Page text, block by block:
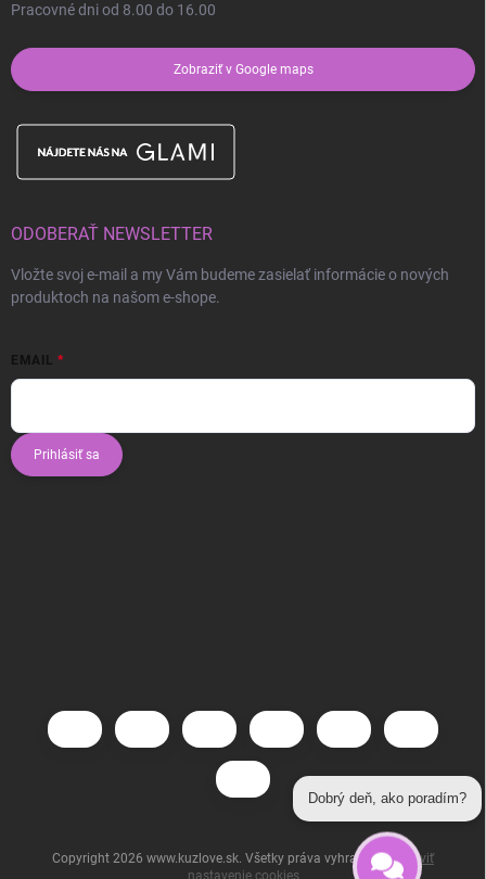
Pracovné dni od 8.00 do 16.00
Zobraziť v Google maps
ODOBERAŤ NEWSLETTER
Vložte svoj e-mail a my Vám budeme zasielať informácie o nových
produktoch na našom e-shope.
EMAIL
Prihlásiť sa
Copyright 2026 www.kuzlove.sk. Všetky práva vyhradené.Upraviť
nastavenie cookies
Dobrý deň, ako poradím?